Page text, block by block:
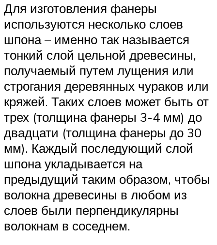
Для изготовления фанеры
используются несколько слоев
шпона – именно так называется
тонкий слой цельной древесины,
получаемый путем лущения или
строгания деревянных чураков или
кряжей. Таких слоев может быть от
трех (толщина фанеры 3-4 мм) до
двадцати (толщина фанеры до 30
мм). Каждый последующий слой
шпона укладывается на
предыдущий таким образом, чтобы
волокна древесины в любом из
слоев были перпендикулярны
волокнам в соседнем.